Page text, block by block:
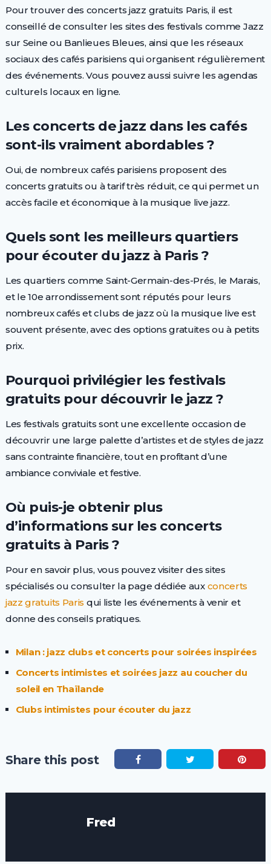
Pour trouver des concerts jazz gratuits Paris, il est
conseillé de consulter les sites des festivals comme Jazz
sur Seine ou Banlieues Bleues, ainsi que les réseaux
sociaux des cafés parisiens qui organisent régulièrement
des événements. Vous pouvez aussi suivre les agendas
culturels locaux en ligne.
Les concerts de jazz dans les cafés
sont-ils vraiment abordables ?
Oui, de nombreux cafés parisiens proposent des
concerts gratuits ou à tarif très réduit, ce qui permet un
accès facile et économique à la musique live jazz.
Quels sont les meilleurs quartiers
pour écouter du jazz à Paris ?
Les quartiers comme Saint-Germain-des-Prés, le Marais,
et le 10e arrondissement sont réputés pour leurs
nombreux cafés et clubs de jazz où la musique live est
souvent présente, avec des options gratuites ou à petits
prix.
Pourquoi privilégier les festivals
gratuits pour découvrir le jazz ?
Les festivals gratuits sont une excellente occasion de
découvrir une large palette d’artistes et de styles de jazz
sans contrainte financière, tout en profitant d’une
ambiance conviviale et festive.
Où puis-je obtenir plus
d’informations sur les concerts
gratuits à Paris ?
Pour en savoir plus, vous pouvez visiter des sites
spécialisés ou consulter la page dédiée aux concerts
jazz gratuits Paris qui liste les événements à venir et
donne des conseils pratiques.
Milan : jazz clubs et concerts pour soirées inspirées
Concerts intimistes et soirées jazz au coucher du
soleil en Thaïlande
Clubs intimistes pour écouter du jazz
Share this post
Fred